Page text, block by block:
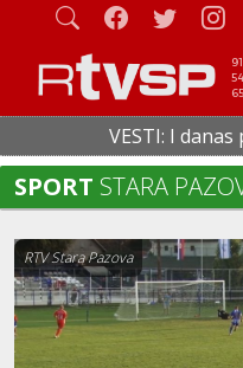
VESTI: I danas
SPORT STARA
RTV Stara Pazova